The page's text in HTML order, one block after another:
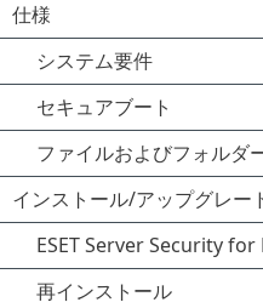
仕様
システム要件
セキュアブート
ファイルおよびフォルダ
インストール/アップグレー
ESET Server Security
再インストール